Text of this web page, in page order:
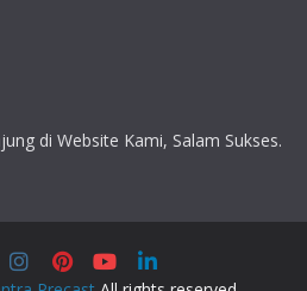
di Website Kami, Salam Sukses.